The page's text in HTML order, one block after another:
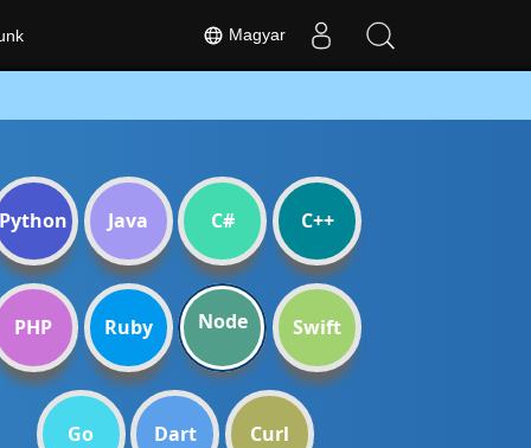
Python Java C# C++
PHP Ruby Node Swift
Go Dart Curl
Magyar